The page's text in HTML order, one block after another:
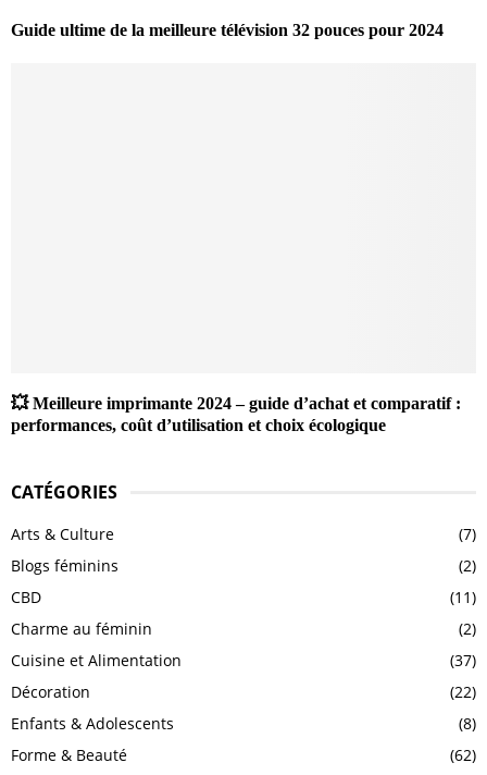
Guide ultime de la meilleure télévision 32 pouces pour 2024
💥 Meilleure imprimante 2024 – guide d’achat et comparatif :
performances, coût d’utilisation et choix écologique
CATÉGORIES
Arts & Culture
(7)
Blogs féminins
(2)
CBD
(11)
Charme au féminin
(2)
Cuisine et Alimentation
(37)
Décoration
(22)
Enfants & Adolescents
(8)
Forme & Beauté
(62)